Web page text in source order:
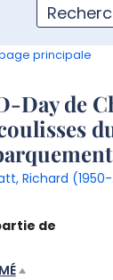
principale
Day de
Richard (1950-
de